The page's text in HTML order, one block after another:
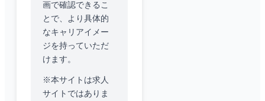
画で確認できるこ
とで、より具体的
なキャリアイメー
ジを持っていただ
けます。
※本サイトは求人
サイトではありま